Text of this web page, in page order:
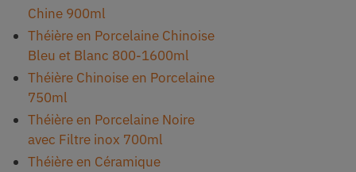
Chine 900ml
Théière en Porcelaine Chinoise
Bleu et Blanc 800-1600ml
Théière Chinoise en Porcelaine
750ml
Théière en Porcelaine Noire
avec Filtre inox 700ml
Théière en Céramique